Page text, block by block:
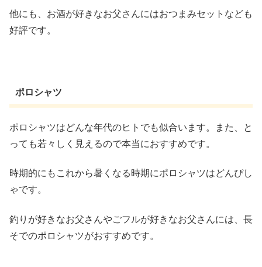
他にも、お酒が好きなお父さんにはおつまみセットなども
好評です。
ポロシャツ
ポロシャツはどんな年代のヒトでも似合います。また、と
っても若々しく見えるので本当におすすめです。
時期的にもこれから暑くなる時期にポロシャツはどんぴし
ゃです。
釣りが好きなお父さんやごフルが好きなお父さんには、長
そでのポロシャツがおすすめです。